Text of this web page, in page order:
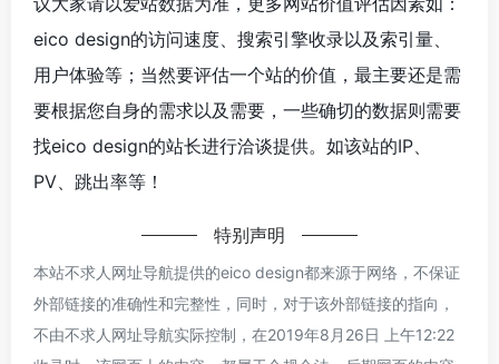
eico design的访问速度、搜索引擎收录以及索引量、
用户体验等；当然要评估一个站的价值，最主要还是需
要根据您自身的需求以及需要，一些确切的数据则需要
找eico design的站长进行洽谈提供。如该站的IP、
PV、跳出率等！
特别声明
本站不求人网址导航提供的eico design都来源于网络，不保证
外部链接的准确性和完整性，同时，对于该外部链接的指向，
不由不求人网址导航实际控制，在2019年8月26日 上午12:22